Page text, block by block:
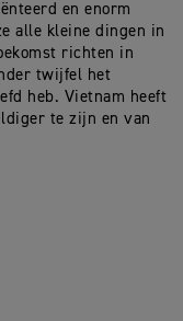
en enorm
alle kleine dingen in
richten in
twijfel het
heb. Vietnam heeft
te zijn en van